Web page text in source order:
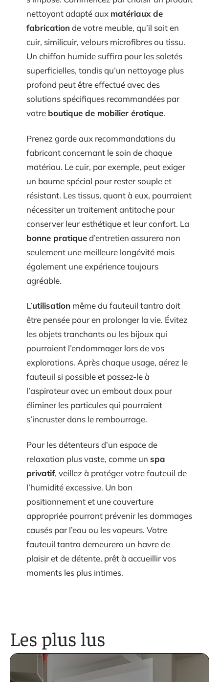
nettoyant adapté aux matériaux de
fabricationde votre meuble, qu’il soit en
cuir, similicuir, velours microfibres ou tissu.
Un chiffon humide suffira pour les saletés
superficielles, tandis qu’un nettoyage plus
profond peut être effectué avec des
solutions spécifiques recommandées par
votre boutique de mobilier érotique.
Prenez garde aux recommandations du
fabricant concernant le soin de chaque
matériau. Le cuir, par exemple, peut exiger
un baume spécial pour rester souple et
résistant. Les tissus, quant à eux, pourraient
nécessiter un traitement antitache pour
conserver leur esthétique et leur confort. La
bonne pratiqued’entretien assurera non
seulement une meilleure longévité mais
également une expérience toujours
agréable.
L’utilisation même du fauteuil tantra doit
être pensée pour en prolonger la vie. Évitez
les objets tranchants ou les bijoux qui
pourraient l’endommager lors de vos
explorations. Après chaque usage, aérez le
fauteuil si possible et passez-le à
l’aspirateur avec un embout doux pour
éliminer les particules qui pourraient
s’incruster dans le rembourrage.
Pour les détenteurs d’un espace de
relaxation plus vaste, comme un spa
privatif, veillez à protéger votre fauteuil de
l’humidité excessive. Un bon
positionnement et une couverture
appropriée pourront prévenir les dommages
causés par l’eau ou les vapeurs. Votre
fauteuil tantra demeurera un havre de
plaisir et de détente, prêt à accueillir vos
moments les plus intimes.
Les plus lus